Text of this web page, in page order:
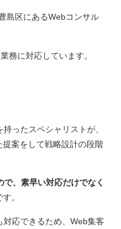
島区にあるWebコンサル
務に対応しています。
ったスペシャリストが、
案をして戦略設計の段階
、素早い対応だけでなく
す。
応できるため、Web集客